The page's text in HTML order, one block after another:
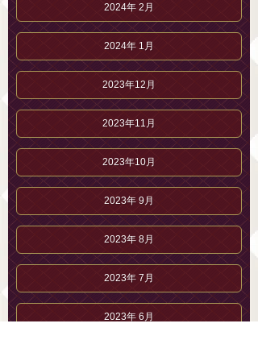
2024年 2月
2024年 1月
2023年12月
2023年11月
2023年10月
2023年 9月
2023年 8月
2023年 7月
2023年 6月